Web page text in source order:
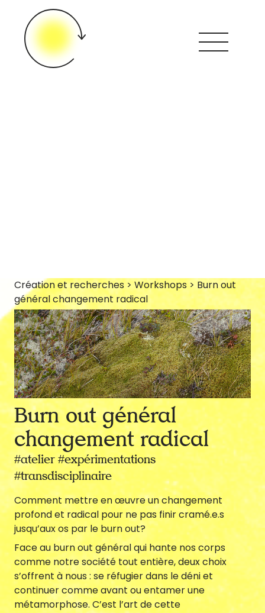
Looops ?
Créations &
Recherches
Communauté
Agenda
Création et recherches > Workshops > Burn out
général changement radical
Burn out général
changement radical
#atelier #expérimentations
#transdisciplinaire
Comment mettre en œuvre un changement
profond et radical pour ne pas finir cramé.e.s
jusqu’aux os par le burn out?
Face au burn out général qui hante nos corps
comme notre société tout entière, deux choix
s’offrent à nous : se réfugier dans le déni et
continuer comme avant ou entamer une
métamorphose. C’est l’art de cette